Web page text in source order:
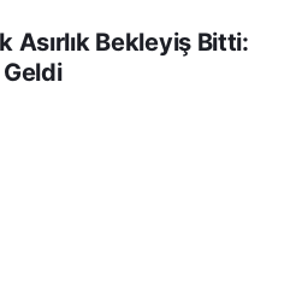
Asırlık Bekleyiş Bitti: